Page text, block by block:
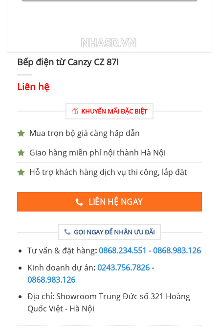
Bếp điện từ Canzy CZ 87I
Liên hệ
KHUYẾN MÃI ĐẶC BIỆT
Mua trọn bộ giá càng hấp dẫn
Giao hàng miễn phí nội thành Hà Nội
Hỗ trợ khách hàng dịch vụ thi công, lắp đặt
LIÊN HỆ NGAY
GỌI NGAY ĐỂ NHẬN ƯU ĐÃI
Tư vấn & đặt hàng:0868.234.551 - 0868.983.126
Kinh doanh dự án:0243.756.7826 -
0868.983.126
Địa chỉ: Showroom Trung Đức số 321 Hoàng
Quốc Việt - Hà Nội